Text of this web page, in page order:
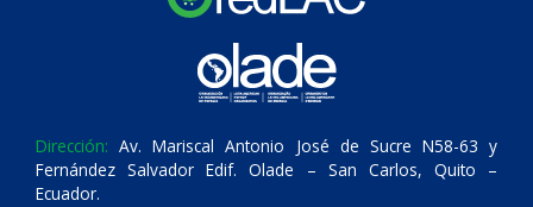
Dirección: Av. Mariscal Antonio José de Sucre N58-63 y
Fernández Salvador Edif. Olade – San Carlos, Quito –
Ecuador.